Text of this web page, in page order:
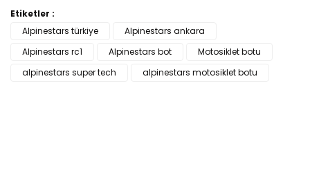
diğer konularda yetersiz gördüğünüz noktaları öneri
Görüş ve önerileriniz için teşekkür ederiz.
Ürün resmi kalitesiz, bozuk veya görüntülenemiyor.
Etiketler :
Alpinestars türkiye
Alpinestars ankara
Alpinestars rc1
Alpinestars bot
Motosiklet botu
alpinestars super tech
alpinestars motosiklet botu